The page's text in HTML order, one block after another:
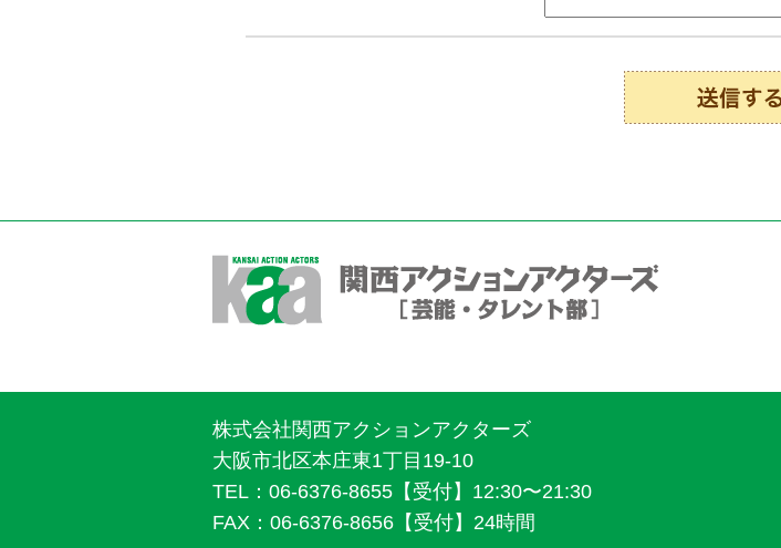
株式会社関西アクションアクターズ
大阪市北区本庄東1丁目19-10
TEL：06-6376-8655【受付】12:30〜21:30
FAX：06-6376-8656【受付】24時間